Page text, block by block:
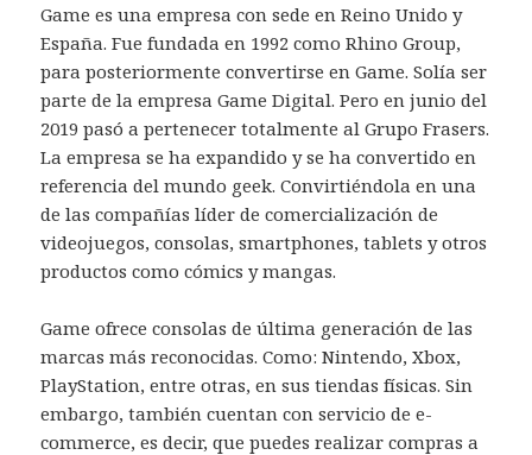
Game es una empresa con sede en Reino Unido y
España. Fue fundada en 1992 como Rhino Group,
para posteriormente convertirse en Game. Solía ser
parte de la empresa Game Digital. Pero en junio del
2019 pasó a pertenecer totalmente al Grupo Frasers.
La empresa se ha expandido y se ha convertido en
referencia del mundo geek. Convirtiéndola en una
de las compañías líder de comercialización de
videojuegos, consolas, smartphones, tablets y otros
productos como cómics y mangas.
Game ofrece consolas de última generación de las
marcas más reconocidas. Como: Nintendo, Xbox,
PlayStation, entre otras, en sus tiendas físicas. Sin
embargo, también cuentan con servicio de e-
commerce, es decir, que puedes realizar compras a